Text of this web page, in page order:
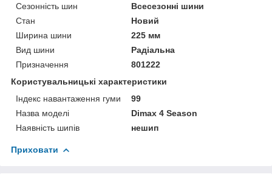
Сезонність шин
Всесезонні шини
Стан
Новий
Ширина шини
225 мм
Вид шини
Радіальна
Призначення
801222
Користувальницькі характеристики
Індекс навантаження гуми
99
Назва моделі
Dimax 4 Season
Наявність шипів
нешип
Приховати